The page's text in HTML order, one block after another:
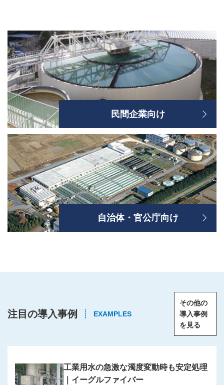
民間企業向け
自治体・官公庁向け
注目の導入事例 EXAMPLES
その他の
導入事例
を見る
工業用水の急激な濁度変動時も安定処理
｜イーグルファイバー